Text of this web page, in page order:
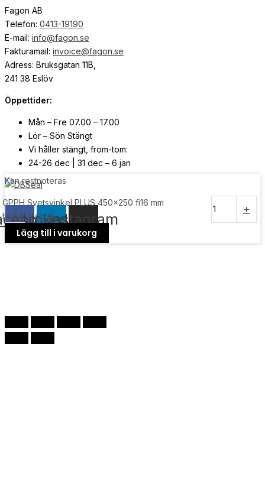
Fagon AB
Telefon: 0413-19190
E-mail: info@fagon.se
Fakturamail: invoice@fagon.se
Adress: Bruksgatan 11B,
241 38 Eslöv
Öppettider:
Mån – Fre 07.00 – 17.00
Lör – Sön Stängt
Vi håller stängt, from-tom:
24-26 dec | 31 dec – 6 jan
© Copyright 2026| Webb avSvensk Media Partner
Linkedin
Instagram
Kan restnoteras
-
GPPH Svetsvinkel PLUS 450x250 fi16 mm
höger mängd
+
Lägg till i varukorg